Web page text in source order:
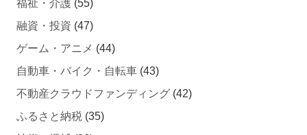
融資・投資 (47)
ゲーム・アニメ
自動車・バイク・自転車
不動産クラウドファンディング
ふるさと納税 (35)
技術・機械(33)